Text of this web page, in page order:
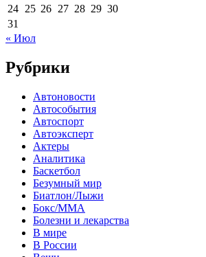
24 25 26 27 28 29 30
31
« Июл
Рубрики
Автоновости
Автособытия
Автоспорт
Автоэксперт
Актеры
Аналитика
Баскетбол
Безумный мир
Биатлон/Лыжи
Бокс/MMA
Болезни и лекарства
В мире
В России